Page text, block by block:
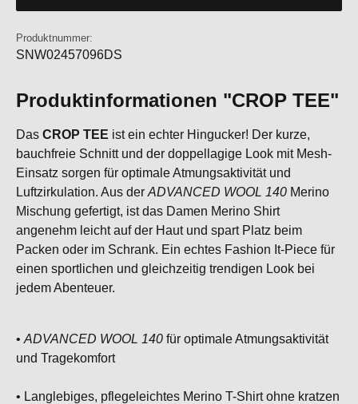
Produktnummer:
SNW02457096DS
Produktinformationen "CROP TEE"
Das CROP TEE ist ein echter Hingucker! Der kurze,
bauchfreie Schnitt und der doppellagige Look mit Mesh-
Einsatz sorgen für optimale Atmungsaktivität und
Luftzirkulation. Aus der ADVANCED WOOL 140 Merino
Mischung gefertigt, ist das Damen Merino Shirt
angenehm leicht auf der Haut und spart Platz beim
Packen oder im Schrank. Ein echtes Fashion It-Piece für
einen sportlichen und gleichzeitig trendigen Look bei
jedem Abenteuer.
• ADVANCED WOOL 140 für optimale Atmungsaktivität
und Tragekomfort
• Langlebiges, pflegeleichtes Merino T-Shirt ohne kratzen